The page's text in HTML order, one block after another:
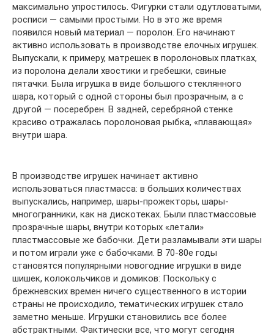
максимально упростилось. Фигурки стали одутловатыми,
росписи — самыми простыми. Но в это же время
появился новый материал — поролон. Его начинают
активно использовать в производстве елочных игрушек.
Выпускали, к примеру, матрешек в поролоновых платках,
из поролона делали хвостики и гребешки, свиные
пятачки. Была игрушка в виде большого стеклянного
шара, который с одной стороны был прозрачным, а с
другой — посеребрен. В задней, серебряной стенке
красиво отражалась поролоновая рыбка, «плавающая»
внутри шара.
В производстве игрушек начинает активно
использоваться пластмасса: в больших количествах
выпускались, например, шары-прожекторы, шары-
многогранники, как на дискотеках. Были пластмассовые
прозрачные шары, внутри которых «летали»
пластмассовые же бабочки. Дети разламывали эти шары
и потом играли уже с бабочками. В 70-80е годы
становятся популярными новогодние игрушки в виде
шишек, колокольчиков и домиков: Поскольку с
брежневских времен ничего существенного в истории
страны не происходило, тематических игрушек стало
заметно меньше. Игрушки становились все более
абстрактными. Фактически все, что могут сегодня